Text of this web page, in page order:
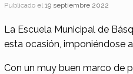
Publicado el19 septiembre 2022
La Escuela Municipal de
esta ocasión, imponiéndose
Con un muy buen marco de